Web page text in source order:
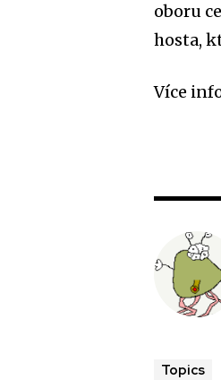
oboru
hosta,
Více
Topics